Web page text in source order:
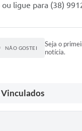
ou ligue para (38)
NÃO GOSTEI
Seja o
notícia.